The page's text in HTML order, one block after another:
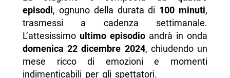
episodi, ognuno della durata di 100 minuti,
trasmessi a cadenza settimanale.
L’attesissimo ultimo episodio andrà in onda
domenica 22 dicembre 2024, chiudendo un
mese ricco di emozioni e momenti
indimenticabili per gli spettatori.